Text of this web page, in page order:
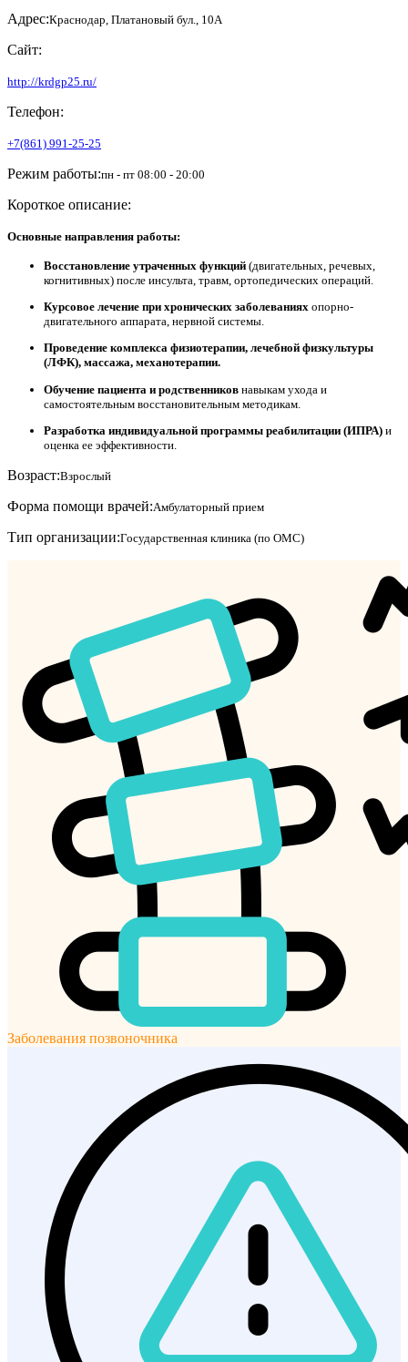
Адрес:Краснодар, Платановый бул., 10А
Сайт:
http://krdgp25.ru/
Телефон:
+7(861) 991-25-25
Режим работы:пн - пт 08:00 - 20:00
Короткое описание:
Основные направления работы:
Восстановление утраченных функций (двигательных, речевых,
когнитивных) после инсульта, травм, ортопедических операций.
Курсовое лечение при хронических заболеваниях опорно-
двигательного аппарата, нервной системы.
Проведение комплекса физиотерапии, лечебной физкультуры
(ЛФК), массажа, механотерапии.
Обучение пациента и родственников навыкам ухода и
самостоятельным восстановительным методикам.
Разработка индивидуальной программы реабилитации (ИПРА) и
оценка ее эффективности.
Возраст:Взрослый
Форма помощи врачей:Амбулаторный прием
Тип организации:Государственная клиника (по ОМС)
Заболевания позвоночника